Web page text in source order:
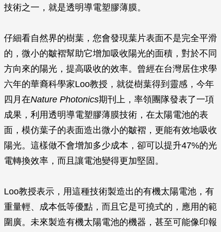
技術之一，就是透明導電塑膠薄膜。
仔細看自然界的樹葉，您會發現葉片表面不是完全平滑
的，微小的皺褶幫助它增加吸收陽光的面積，對於不同
方向來的陽光，提高吸收的效率。曾經在台灣居住求學
六年的華裔科學家Loo教授，就從樹葉得到靈感，今年
四月在Nature Photonics期刊上，率領團隊發表了一項
成果，利用透明導電塑膠薄膜技術，在太陽電池的表
面，模仿葉子的表面造出微小的皺褶，更能有效地吸收
陽光。這樣做不會增加多少成本，卻可以提升47%的光
電轉換效率，而且讓電池變得更加堅固。
Loo教授表示，用這種技術製造出的有機太陽電池，有
重量輕、成本低等優點，而且它是可撓式的，應用的範
圍廣。未來製造有機太陽電池的機器，甚至可能像印報